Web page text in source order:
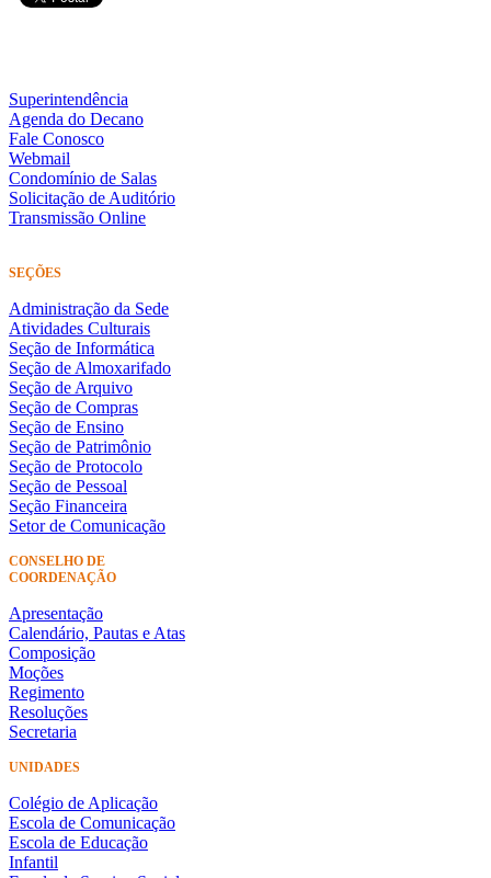
Superintendência
Agenda do Decano
Fale Conosco
Webmail
Condomínio de Salas
Solicitação de Auditório
Transmissão Online
SEÇÕES
Administração da Sede
Atividades Culturais
Seção de Informática
Seção de Almoxarifado
Seção de Arquivo
Seção de Compras
Seção de Ensino
Seção de Patrimônio
Seção de Protocolo
Seção de Pessoal
Seção Financeira
Setor de Comunicação
CONSELHO DE
COORDENAÇÃO
Apresentação
Calendário, Pautas e Atas
Composição
Moções
Regimento
Resoluções
Secretaria
UNIDADES
Colégio de Aplicação
Escola de Comunicação
Escola de Educação
Infantil